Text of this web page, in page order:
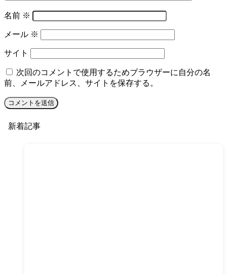
名前 ※
メール ※
サイト
次回のコメントで使用するためブラウザーに自分の名
前、メールアドレス、サイトを保存する。
新着記事